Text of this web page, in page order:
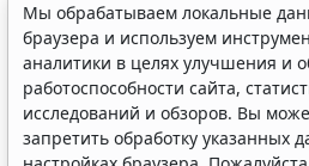
Он, в частности, готовит
техрегулирования,
измерений, применения
и фитосанитарных мер; по
договорно-правовой базы ТС
области и др.
Мы обрабатываем локальные
браузера и используем
аналитики в целях улучшения и
работоспособности сайта,
исследований и обзоров. Вы
запретить обработку указанных